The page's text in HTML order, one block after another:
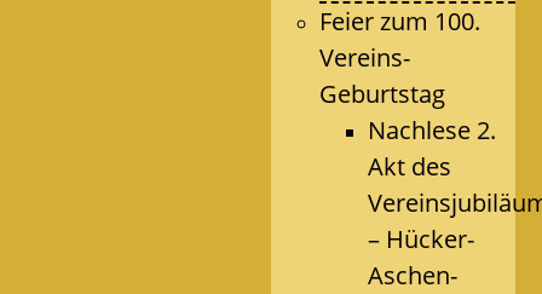
Feier zum 100.
Vereins-
Geburtstag
Nachlese 2.
Akt des
– Hücker-
Aschen-